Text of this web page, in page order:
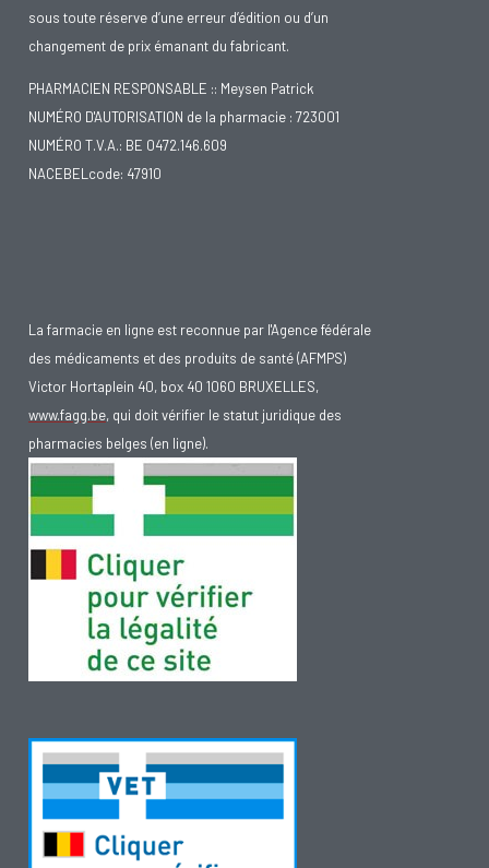
sous toute réserve d’une erreur d’édition ou d’un
changement de prix émanant du fabricant.
PHARMACIEN RESPONSABLE :: Meysen Patrick
NUMÉRO D'AUTORISATION de la pharmacie : 723001
NUMÉRO T.V.A.: BE 0472.146.609
NACEBELcode: 47910
La farmacie en ligne est reconnue par l'Agence fédérale
des médicaments et des produits de santé (AFMPS)
Victor Hortaplein 40, box 40 1060 BRUXELLES,
www.fagg.be, qui doit vérifier le statut juridique des
pharmacies belges (en ligne).